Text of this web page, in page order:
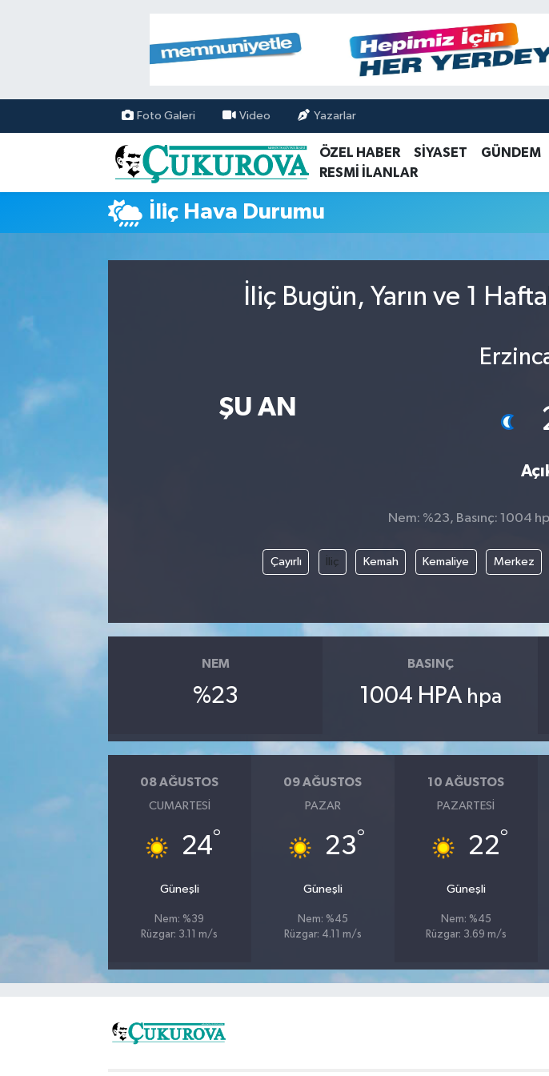
Foto Galeri Video Yazarlar
ÖZEL HABER SİYASET GÜNDEM
RESMİ İLANLAR
İliç Hava Durumu
İliç Bugün, Yarın ve 1
ŞU AN
Nem: %23, Basınç: 1004
Çayırlı İliç Kemah Kemaliye Merkez
NEM
%23
BASINÇ
1004 HPA hpa
08 AĞUSTOS
CUMARTESI
24°
Güneşli
Nem: %39
Rüzgar: 3.11 m/s
09 AĞUSTOS
PAZAR
23°
Güneşli
Nem: %45
Rüzgar: 4.11 m/s
10 AĞUSTOS
PAZARTESI
22°
Güneşli
Nem: %45
Rüzgar: 3.69 m/s
Mersin Nöbetçi Eczaneler
Mersin Hava Durumu
Mersin Namaz Vakitleri
Mersin Trafik Yoğunluk Haritası
Süper Lig Puan Durumu ve Fikstür
Tüm Manşetler